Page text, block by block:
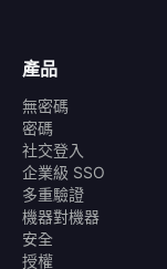
產品
無密碼
密碼
社交登入
企業級 SSO
多重驗證
機器對機器
安全
授權